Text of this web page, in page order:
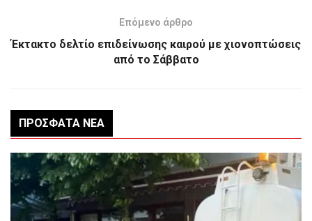
Επόμενο άρθρο
Έκτακτο δελτίο επιδείνωσης καιρού με χιονοπτώσεις
από το Σάββατο
ΠΡΌΣΦΑΤΑ ΝΈΑ